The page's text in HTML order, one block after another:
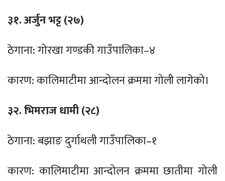
३१. अर्जुन भट्ट (२७)
ठेगाना: गोरखा गण्डकी गाउँपालिका–४
कारण: कालिमाटीमा आन्दोलन क्रममा गोली लागेको।
३२. भिमराज धामी (२८)
ठेगाना: बझाङ दुर्गाथली गाउँपालिका–१
कारण: कालिमाटीमा आन्दोलन क्रममा छातीमा गोली